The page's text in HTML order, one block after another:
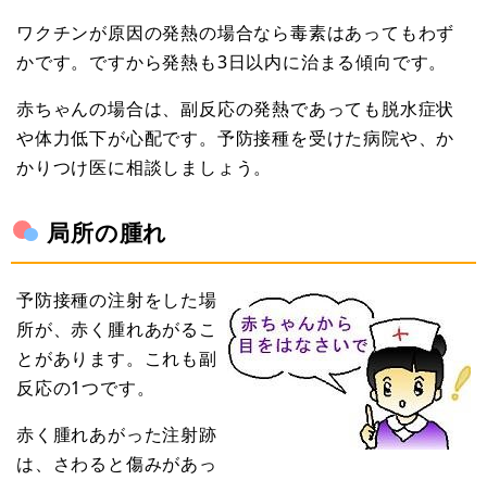
ワクチンが原因の発熱の場合なら毒素はあってもわず
かです。ですから発熱も3日以内に治まる傾向です。
赤ちゃんの場合は、副反応の発熱であっても脱水症状
や体力低下が心配です。予防接種を受けた病院や、か
かりつけ医に相談しましょう。
局所の腫れ
予防接種の注射をした場
所が、赤く腫れあがるこ
とがあります。これも副
反応の1つです。
赤く腫れあがった注射跡
は、さわると傷みがあっ